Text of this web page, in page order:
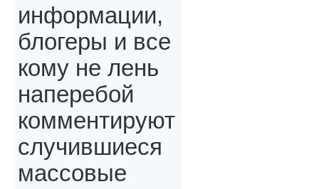
информации,
блогеры и все
кому не лень
наперебой
комментируют
случившиеся
массовые